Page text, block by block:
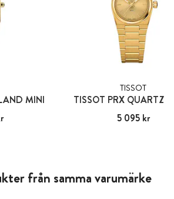
MINI
TISSOT
TISSOT PRX QUARTZ
Pris :5 095 kr
5 095 kr
från samma varumärke